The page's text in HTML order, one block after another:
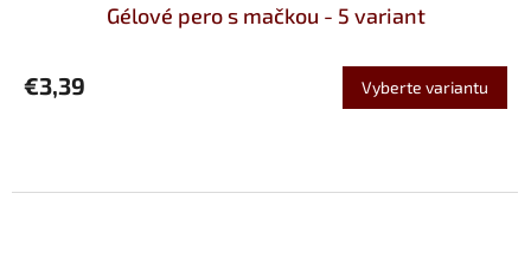
Gélové pero s mačkou - 5 variant
€3,39 Vyberte variantu